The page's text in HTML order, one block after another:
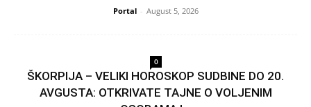
Portal - August 5, 2026
0
ŠKORPIJA – VELIKI HOROSKOP SUDBINE DO 20.
AVGUSTA: OTKRIVATE TAJNE O VOLJENIM